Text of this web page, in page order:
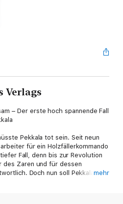
Verlags
– Der erste hoch spannende Fall
Pekkala tot sein. Seit neun
für ein Holzfällerkommando
Fall, denn bis zur Revolution
des Zaren und für dessen
Doch nun soll Pekkala für
mehr